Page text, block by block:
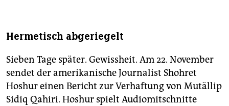
Hermetisch abgeriegelt
Sieben Tage später. Gewissheit. Am 22. November
sendet der amerikanische Journalist Shohret
Hoshur einen Bericht zur Verhaftung von Mutällip
Sidiq Qahiri. Hoshur spielt Audiomitschnitte